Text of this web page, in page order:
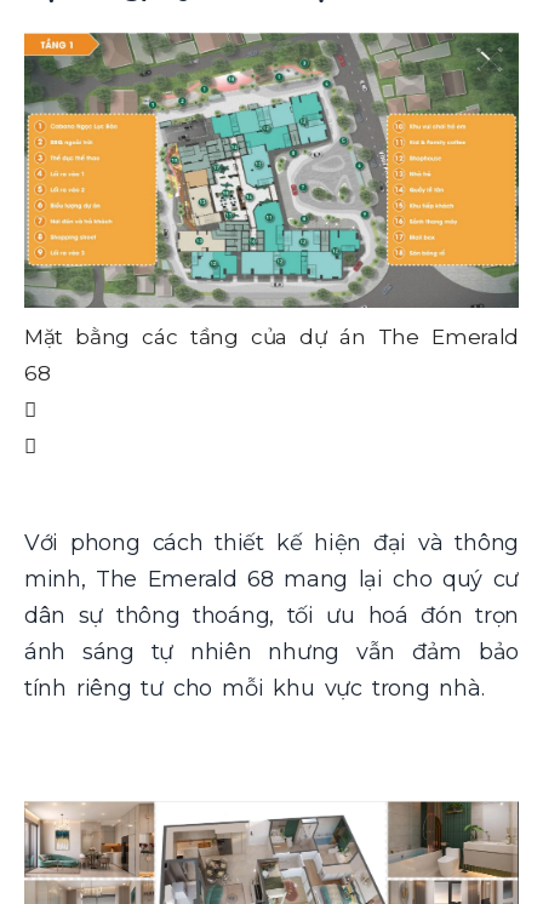
Mặt bằng các tầng của dự án The Emerald
68
Với phong cách thiết kế hiện đại và thông
minh, The Emerald 68 mang lại cho quý cư
dân sự thông thoáng, tối ưu hoá đón trọn
ánh sáng tự nhiên nhưng vẫn đảm bảo
tính riêng tư cho mỗi khu vực trong nhà.